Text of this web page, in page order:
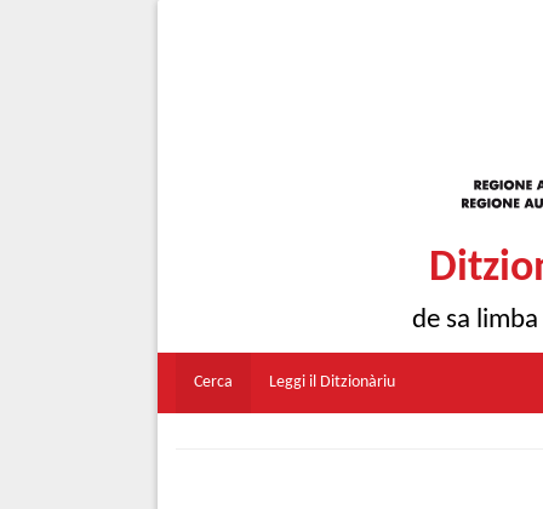
de sa
Cerca Leggi il Ditzionàriu